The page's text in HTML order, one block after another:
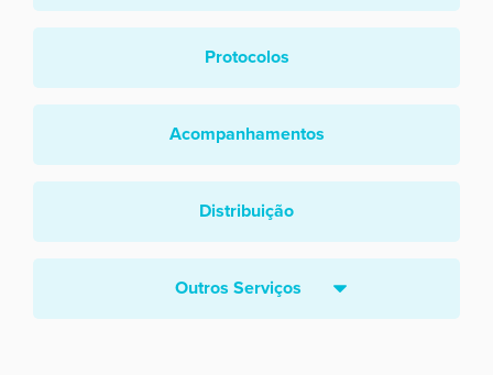
Protocolos
Acompanhamentos
Distribuição
Outros Serviços